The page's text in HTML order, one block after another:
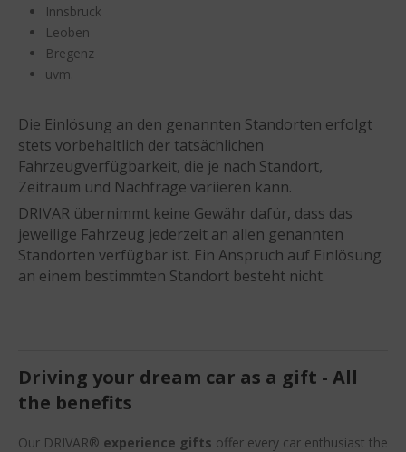
Innsbruck
Leoben
Bregenz
uvm.
Die Einlösung an den genannten Standorten erfolgt
stets vorbehaltlich der tatsächlichen
Fahrzeugverfügbarkeit, die je nach Standort,
Zeitraum und Nachfrage variieren kann.
DRIVAR übernimmt keine Gewähr dafür, dass das
jeweilige Fahrzeug jederzeit an allen genannten
Standorten verfügbar ist. Ein Anspruch auf Einlösung
an einem bestimmten Standort besteht nicht.
Driving your dream car as a gift - All
the benefits
Our DRIVAR® experience gifts offer every car enthusiast the